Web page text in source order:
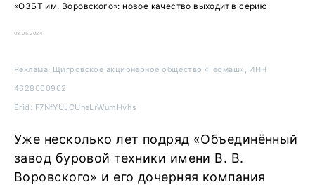
«ОЗБТ им. Воровского»: новое качество выходит в серию
08.05.2024
Реклама. Щигровское акционерное общество «Геомаш», ИНН
4628000962
Erid: F7NfYUJCUneLrWumHvhs
Уже несколько лет подряд «Объединённый
завод буровой техники имени В. В.
Воровского» и его дочерняя компания